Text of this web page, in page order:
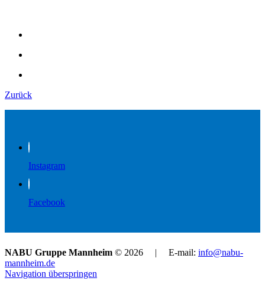
Zurück
Instagram
Facebook
NABU Gruppe Mannheim © 2026 | E-mail: info@nabu-
mannheim.de
Navigation überspringen